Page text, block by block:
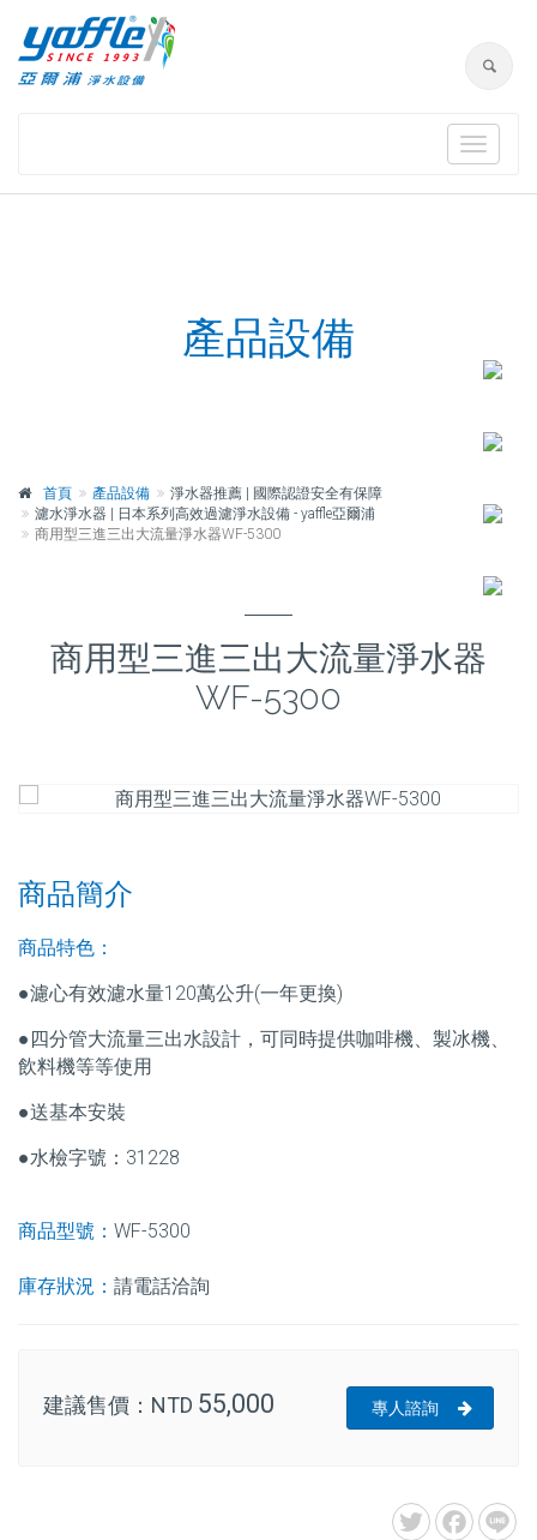
Toggle
產品設備
首頁 產品設備
淨水器推薦 | 國際認證安全有保障
濾水淨水器 | 日本系列高效過濾淨水設備 - yaffle亞爾浦
商用型三進三出大流量淨水器WF-5300
商用型三進三出大流量淨水器
WF-5300
商品簡介
商品特色：
●濾心有效濾水量120萬公升(一年更換)
●四分管大流量三出水設計，可同時提供咖啡機、製冰機、
飲料機等等使用
●送基本安裝
●水檢字號：31228
商品型號： WF-5300
庫存狀況： 請電話洽詢
建議售價： NTD 55,000 專人諮詢